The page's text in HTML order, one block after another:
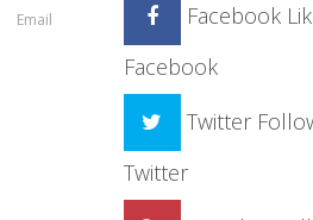
Email Facebook
Facebook
Twitter
Twitter